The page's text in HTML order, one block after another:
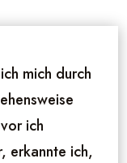
mich durch
ich
erkannte ich,